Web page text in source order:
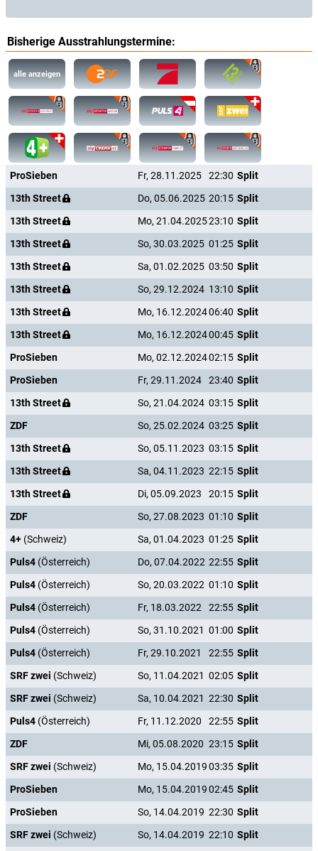
Bisherige Ausstrahlungstermine:
alle anzeigen
ProSieben Fr, 28.11.2025 22:30 Split
13th Street
Do, 05.06.2025 20:15 Split
13th Street
Mo, 21.04.202523:10 Split
13th Street
So, 30.03.2025 01:25 Split
13th Street
Sa, 01.02.2025 03:50 Split
13th Street
So, 29.12.2024 13:10 Split
13th Street
Mo, 16.12.202406:40 Split
13th Street
Mo, 16.12.202400:45 Split
ProSieben
Mo, 02.12.202402:15 Split
ProSieben
Fr, 29.11.2024 23:40 Split
13th Street
So, 21.04.2024 03:15 Split
ZDF
So, 25.02.2024 03:25 Split
13th Street
So, 05.11.2023 03:15 Split
13th Street
Sa, 04.11.2023 22:15 Split
13th Street
Di, 05.09.2023 20:15 Split
ZDF
So, 27.08.2023 01:10 Split
4+ (Schweiz) Sa, 01.04.2023 01:25 Split
Puls4 (Österreich) Do, 07.04.2022 22:55 Split
Puls4 (Österreich) So, 20.03.2022 01:10 Split
Puls4 (Österreich) Fr, 18.03.2022 22:55 Split
Puls4 (Österreich) So, 31.10.2021 01:00 Split
Puls4 (Österreich) Fr, 29.10.2021 22:55 Split
SRF zwei (Schweiz) So, 11.04.2021 02:05 Split
SRF zwei (Schweiz) Sa, 10.04.2021 22:30 Split
Puls4 (Österreich) Fr, 11.12.2020 22:55 Split
ZDF
Mi, 05.08.2020 23:15 Split
SRF zwei (Schweiz) Mo, 15.04.201903:35 Split
ProSieben
Mo, 15.04.201902:45 Split
ProSieben
So, 14.04.2019 22:30 Split
SRF zwei (Schweiz) So, 14.04.2019 22:10 Split